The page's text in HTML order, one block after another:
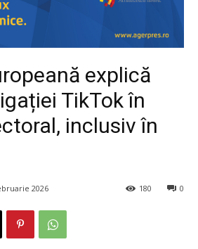
explică
TikTok în
inclusiv în
2026 0
180